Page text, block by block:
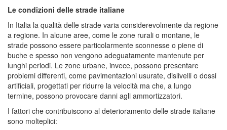
Le condizioni delle strade italiane
In Italia la qualità delle strade varia considerevolmente da regione
a regione. In alcune aree, come le zone rurali o montane, le
strade possono essere particolarmente sconnesse o piene di
buche e spesso non vengono adeguatamente mantenute per
lunghi periodi. Le zone urbane, invece, possono presentare
problemi differenti, come pavimentazioni usurate, dislivelli o dossi
artificiali, progettati per ridurre la velocità ma che, a lungo
termine, possono provocare danni agli ammortizzatori.
I fattori che contribuiscono al deterioramento delle strade italiane
sono molteplici: